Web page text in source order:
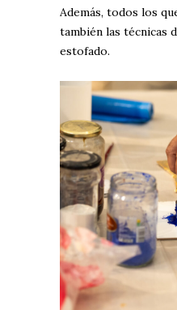
Además, todos los
también las técnicas
estofado.